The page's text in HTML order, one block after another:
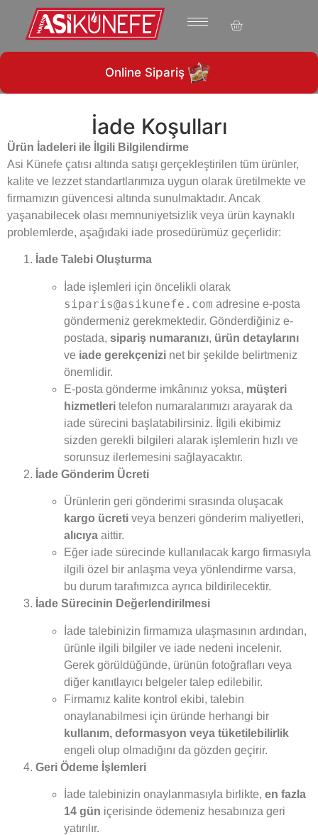
1960’ tan günümüze…
Online Sipariş
İade Koşulları
Ürün İadeleri ile İlgili Bilgilendirme
Asi Künefe çatısı altında satışı gerçekleştirilen tüm ürünler,
kalite ve lezzet standartlarımıza uygun olarak üretilmekte ve
firmamızın güvencesi altında sunulmaktadır. Ancak
yaşanabilecek olası memnuniyetsizlik veya ürün kaynaklı
problemlerde, aşağıdaki iade prosedürümüz geçerlidir:
İade Talebi Oluşturma
İade işlemleri için öncelikli olarak
siparis@asikunefe.com adresine e-posta
göndermeniz gerekmektedir. Gönderdiğiniz e-
postada, sipariş numaranızı, ürün detaylarını
ve iade gerekçenizi net bir şekilde belirtmeniz
önemlidir.
E-posta gönderme imkânınız yoksa, müşteri
hizmetleri telefon numaralarımızı arayarak da
iade sürecini başlatabilirsiniz. İlgili ekibimiz
sizden gerekli bilgileri alarak işlemlerin hızlı ve
sorunsuz ilerlemesini sağlayacaktır.
İade Gönderim Ücreti
Ürünlerin geri gönderimi sırasında oluşacak
kargo ücreti veya benzeri gönderim maliyetleri,
alıcıya aittir.
Eğer iade sürecinde kullanılacak kargo firmasıyla
ilgili özel bir anlaşma veya yönlendirme varsa,
bu durum tarafımızca ayrıca bildirilecektir.
İade Sürecinin Değerlendirilmesi
İade talebinizin firmamıza ulaşmasının ardından,
ürünle ilgili bilgiler ve iade nedeni incelenir.
Gerek görüldüğünde, ürünün fotoğrafları veya
diğer kanıtlayıcı belgeler talep edilebilir.
Firmamız kalite kontrol ekibi, talebin
onaylanabilmesi için üründe herhangi bir
kullanım, deformasyon veya tüketilebilirlik
engeli olup olmadığını da gözden geçirir.
Geri Ödeme İşlemleri
İade talebinizin onaylanmasıyla birlikte, en fazla
14 gün içerisinde ödemeniz hesabınıza geri
yatırılır.